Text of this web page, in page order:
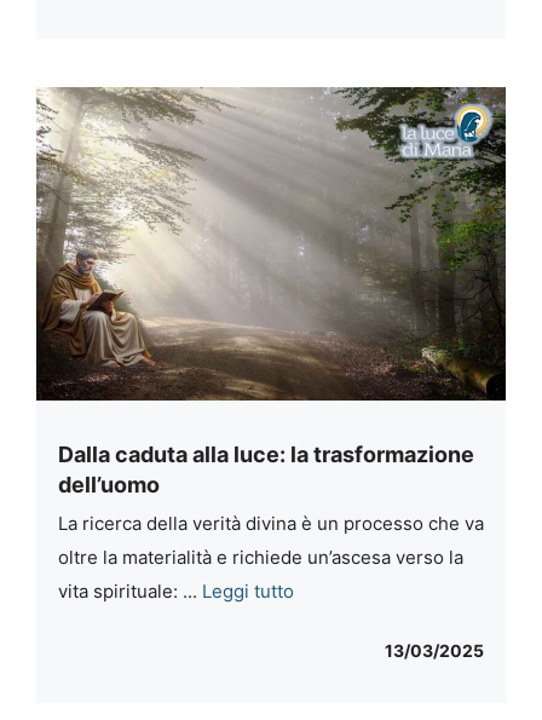
Dalla caduta alla luce: la trasformazione
dell’uomo
La ricerca della verità divina è un processo che va
oltre la materialità e richiede un’ascesa verso la
vita spirituale: ... Leggi tutto
13/03/2025